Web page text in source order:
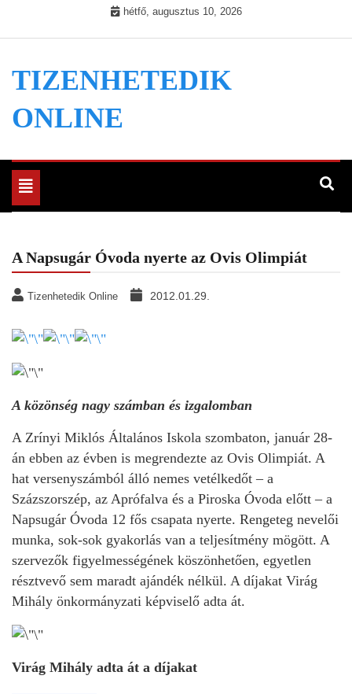
hétfő, augusztus 10, 2026
TIZENHETEDIK
ONLINE
Toggle
navigation
A Napsugár Óvoda nyerte az Ovis Olimpiát
Tizenhetedik Online 2012.01.29.
A közönség nagy számban és izgalomban
A Zrínyi Miklós Általános Iskola szombaton, január 28-
án ebben az évben is megrendezte az Ovis Olimpiát. A
hat versenyszámból álló nemes vetélkedőt – a
Százszorszép, az Aprófalva és a Piroska Óvoda előtt – a
Napsugár Óvoda 12 fős csapata nyerte. Rengeteg nevelői
munka, sok-sok gyakorlás van a teljesítmény mögött. A
szervezők figyelmességének köszönhetően, egyetlen
résztvevő sem maradt ajándék nélkül. A díjakat Virág
Mihály önkormányzati képviselő adta át.
Virág Mihály adta át a díjakat